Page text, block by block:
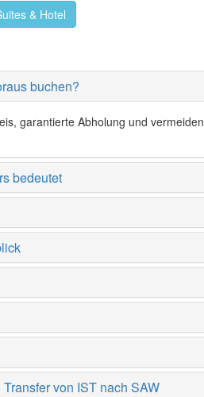
& Hotel
buchen?
garantierte Abholung und vermeiden
bedeutet
von IST nach SAW